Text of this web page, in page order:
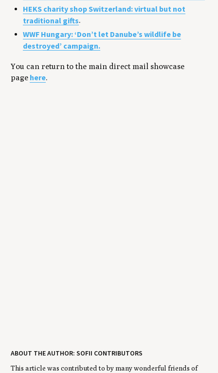
HEKS charity shop Switzerland: virtual but not
traditional gifts.
WWF Hungary: ‘Don’t let Danube’s wildlife be
destroyed’ campaign.
You can return to the main direct mail showcase
page here.
ABOUT THE AUTHOR: SOFII CONTRIBUTORS
This article was contributed to by many wonderful friends of